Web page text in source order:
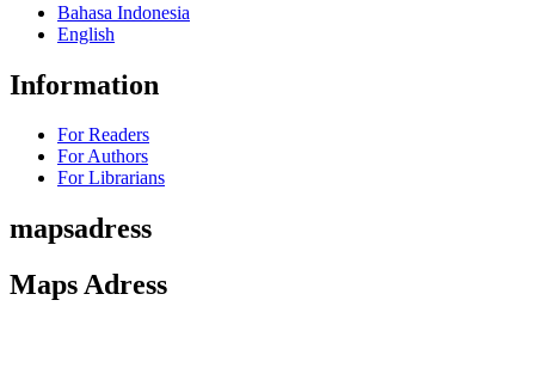
Bahasa Indonesia
English
Information
For Readers
For Authors
For Librarians
mapsadress
Maps Adress